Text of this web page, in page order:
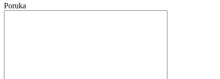
Poruka